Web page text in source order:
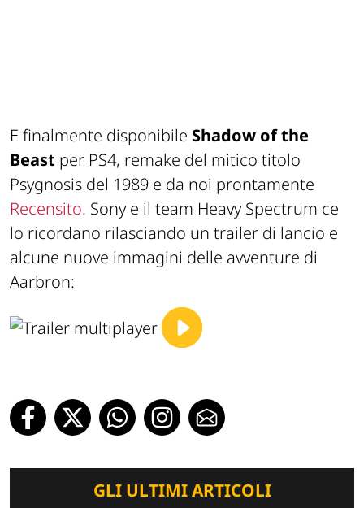
E finalmente disponibile Shadow of the
Beast per PS4, remake del mitico titolo
Psygnosis del 1989 e da noi prontamente
Recensito. Sony e il team Heavy Spectrum ce
lo ricordano rilasciando un trailer di lancio e
alcune nuove immagini delle avventure di
Aarbron:
GLI ULTIMI ARTICOLI